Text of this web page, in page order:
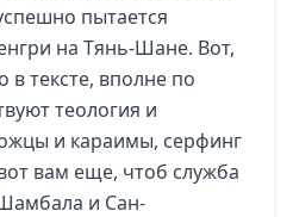
пытается
на Тянь-Шане. Вот,
в тексте, вполне по
теология и
и караимы, серфинг
вам еще, чтоб служба
и Сан-